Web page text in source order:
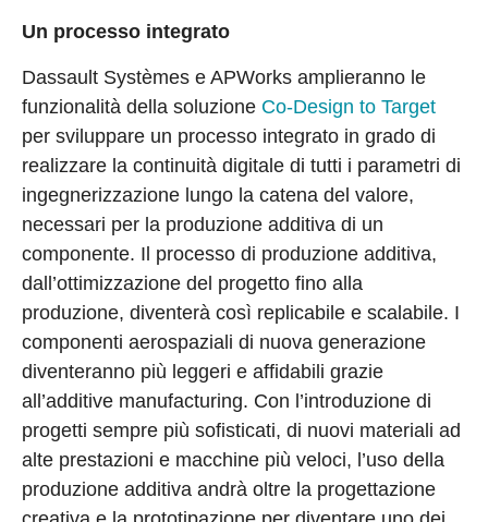
Un processo integrato
Dassault Systèmes e APWorks amplieranno le
funzionalità della soluzione Co-Design to Target
per sviluppare un processo integrato in grado di
realizzare la continuità digitale di tutti i parametri di
ingegnerizzazione lungo la catena del valore,
necessari per la produzione additiva di un
componente. Il processo di produzione additiva,
dall’ottimizzazione del progetto fino alla
produzione, diventerà così replicabile e scalabile. I
componenti aerospaziali di nuova generazione
diventeranno più leggeri e affidabili grazie
all’additive manufacturing. Con l’introduzione di
progetti sempre più sofisticati, di nuovi materiali ad
alte prestazioni e macchine più veloci, l’uso della
produzione additiva andrà oltre la progettazione